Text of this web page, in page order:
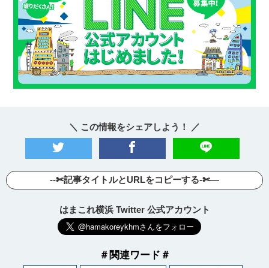
＼ この情報をシェアしよう！ ／
--✄記事タイトルとURLをコピーする-✄—
はまこれ横浜 Twitter 公式アカウント
＃関連ワード＃